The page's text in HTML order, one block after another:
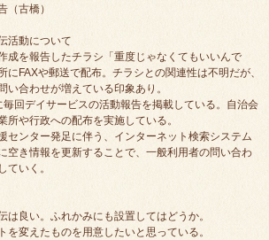
（古橋）
活動について
成を報告したチラシ「重度じゃなくてもいいんで
にFAXや郵送で配布。チラシとの関連性は不明だが、
い合わせが増えている印象あり。
回デイサービスの活動報告を掲載している。自治会
所や行政への配布を実施している。
ンター発足に伴う、インターネット検索システム
空き情報を更新することで、一般利用者の問い合わ
ていく。
は良い。ふれかみにも設置してはどうか。
を変えたものを用意したいと思っている。